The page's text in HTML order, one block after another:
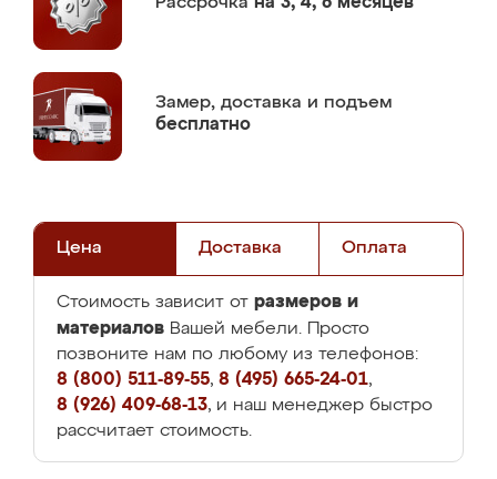
Замер, доставка и подъем
бесплатно
Цена Доставка Оплата
Стоимость зависит от размеров и
материалов Вашей мебели. Просто
позвоните нам по любому из телефонов:
8 (800) 511-89-55, 8 (495) 665-24-01,
8 (926) 409-68-13, и наш менеджер быстро
рассчитает стоимость.